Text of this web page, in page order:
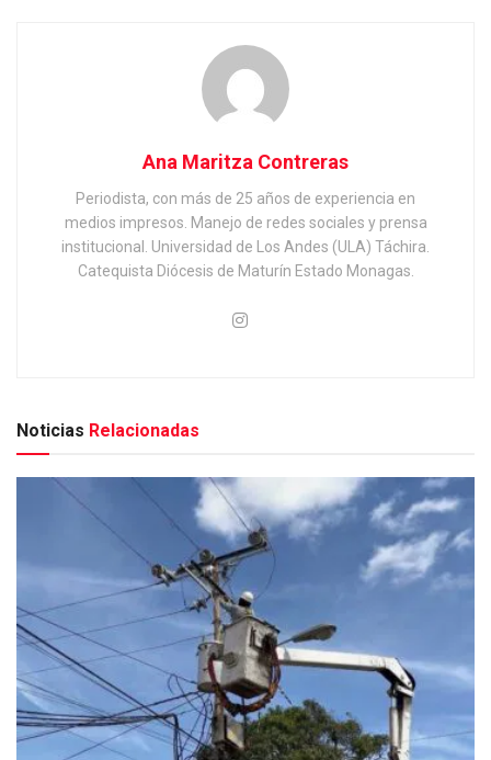
Ana Maritza Contreras
Periodista, con más de 25 años de experiencia en
medios impresos. Manejo de redes sociales y prensa
institucional. Universidad de Los Andes (ULA) Táchira.
Catequista Diócesis de Maturín Estado Monagas.
Noticias Relacionadas